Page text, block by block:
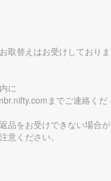
取替えはお受けしておりま
に
までご連絡くだ
品をお受けできない場合が
意ください。